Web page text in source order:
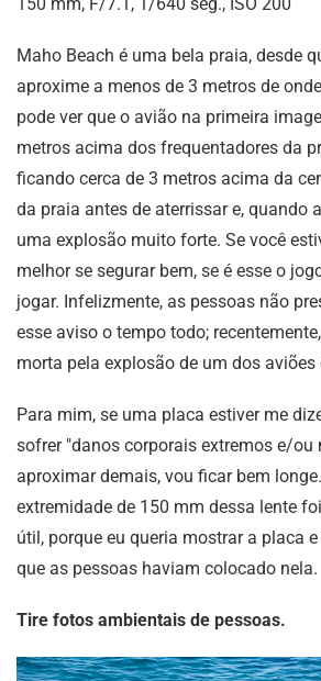
Maho Beach é uma bela praia, desde
aproxime a menos de 3 metros de
pode ver que o avião na primeira
metros acima dos frequentadores da
ficando cerca de 3 metros acima da
da praia antes de aterrissar e, quando
uma explosão muito forte. Se você
melhor se segurar bem, se é esse o
jogar. Infelizmente, as pessoas não
esse aviso o tempo todo;
morta pela explosão de um dos aviões
Para mim, se uma placa estiver me
sofrer "danos corporais extremos e/ou
aproximar demais, vou ficar bem
extremidade de 150 mm dessa lente
útil, porque eu queria mostrar a placa
que as pessoas haviam colocado nela.
Tire fotos ambientais de pessoas.